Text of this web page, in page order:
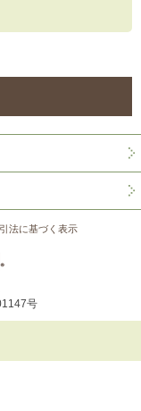
法に基づく表示
号